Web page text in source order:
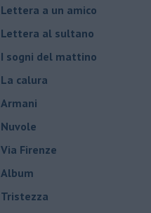
Lettera a un amico
Lettera al sultano
I sogni del mattino
La calura
Armani
Nuvole
Via Firenze
Album
Tristezza